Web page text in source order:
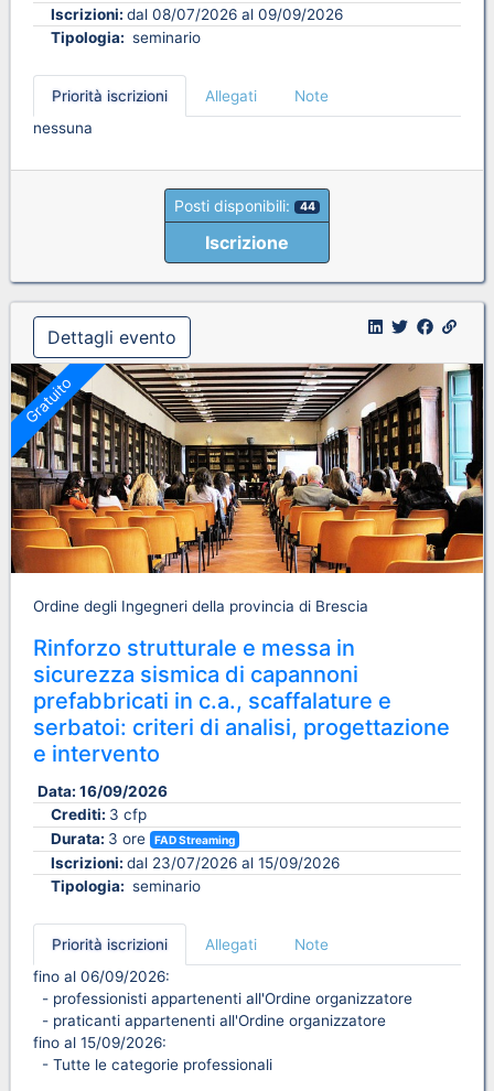
Iscrizioni: dal 08/07/2026 al 09/09/2026
Tipologia: seminario
Priorità iscrizioni Allegati
Note
nessuna
Posti disponibili: 44
Iscrizione
Dettagli evento
Gratuito
Ordine degli Ingegneri della provincia di Brescia
Rinforzo strutturale e messa in
sicurezza sismica di capannoni
prefabbricati in c.a., scaffalature e
serbatoi: criteri di analisi, progettazione
e intervento
Data: 16/09/2026
Crediti: 3 cfp
Durata: 3 ore FAD Streaming
Iscrizioni: dal 23/07/2026 al 15/09/2026
Tipologia: seminario
Priorità iscrizioni Allegati
Note
fino al 06/09/2026:
- professionisti appartenenti all'Ordine organizzatore
- praticanti appartenenti all'Ordine organizzatore
fino al 15/09/2026:
- Tutte le categorie professionali